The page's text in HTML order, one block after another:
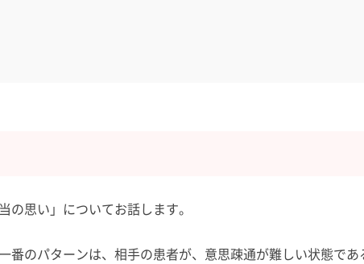
の思い」についてお話します。
のパターンは、相手の患者が、意思疎通が難しい状態であ